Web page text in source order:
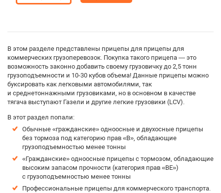
В этом разделе представлены прицепы для прицепы для
коммерческих грузоперевозок. Покупка такого прицепа — это
возможность законно добавить своему грузовичку до 2,5 тонн
грузоподъемности и 10-30 кубов объема! Данные прицепы можно
буксировать как легковыми автомобилями, так
и среднетоннажными грузовиками, но в основном в качестве
тягача выступают Газели и другие легкие грузовики (LCV).
В этот раздел попали:
Обычные «гражданские» одноосные и двухосные прицепы
без тормоза под категорию прав «B», обладающие
грузоподъемностью менее тонны
«Гражданские» одноосные прицепы с тормозом, обладающие
высоким запасом прочности (категория прав «BE»)
с грузоподъемностью менее тонны
Профессиональные прицепы для коммерческого транспорта.